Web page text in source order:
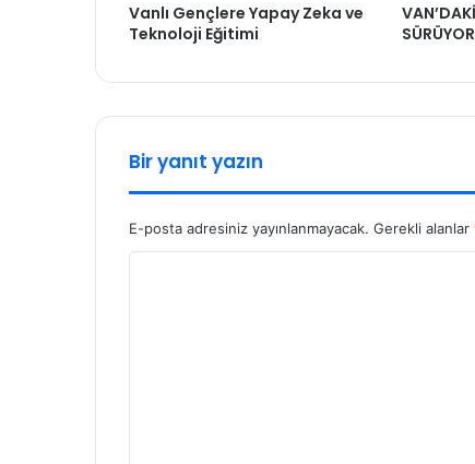
Vanlı Gençlere Yapay Zeka ve
Teknoloji Eğitimi
SÜRÜYOR
Bir yanıt yazın
E-posta adresiniz yayınlanmayacak. Gerekli alanlar